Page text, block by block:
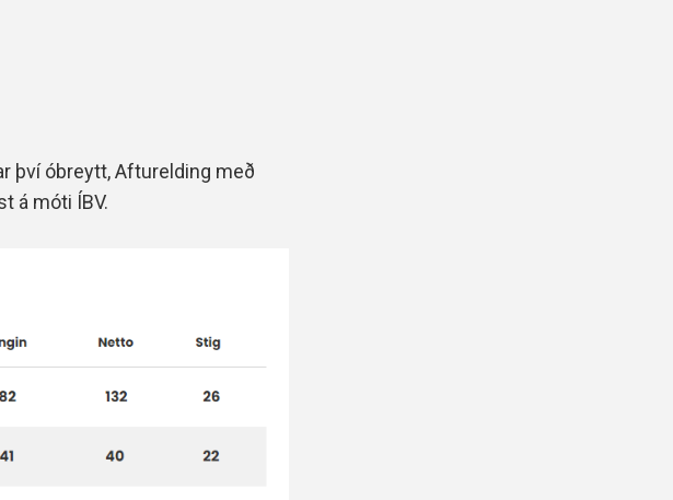
því óbreytt, Afturelding með
á móti ÍBV.